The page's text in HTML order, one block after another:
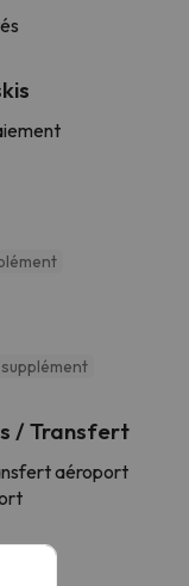
supplément
/ Transfert
aéroport